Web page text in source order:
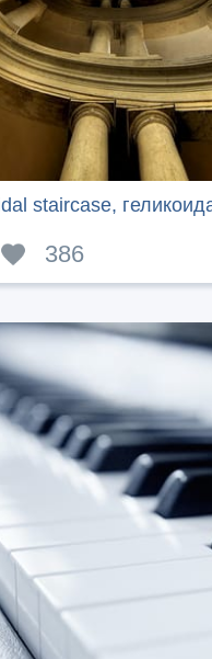
staircase,
386